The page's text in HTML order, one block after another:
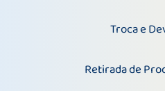
Troca e
Retirada de